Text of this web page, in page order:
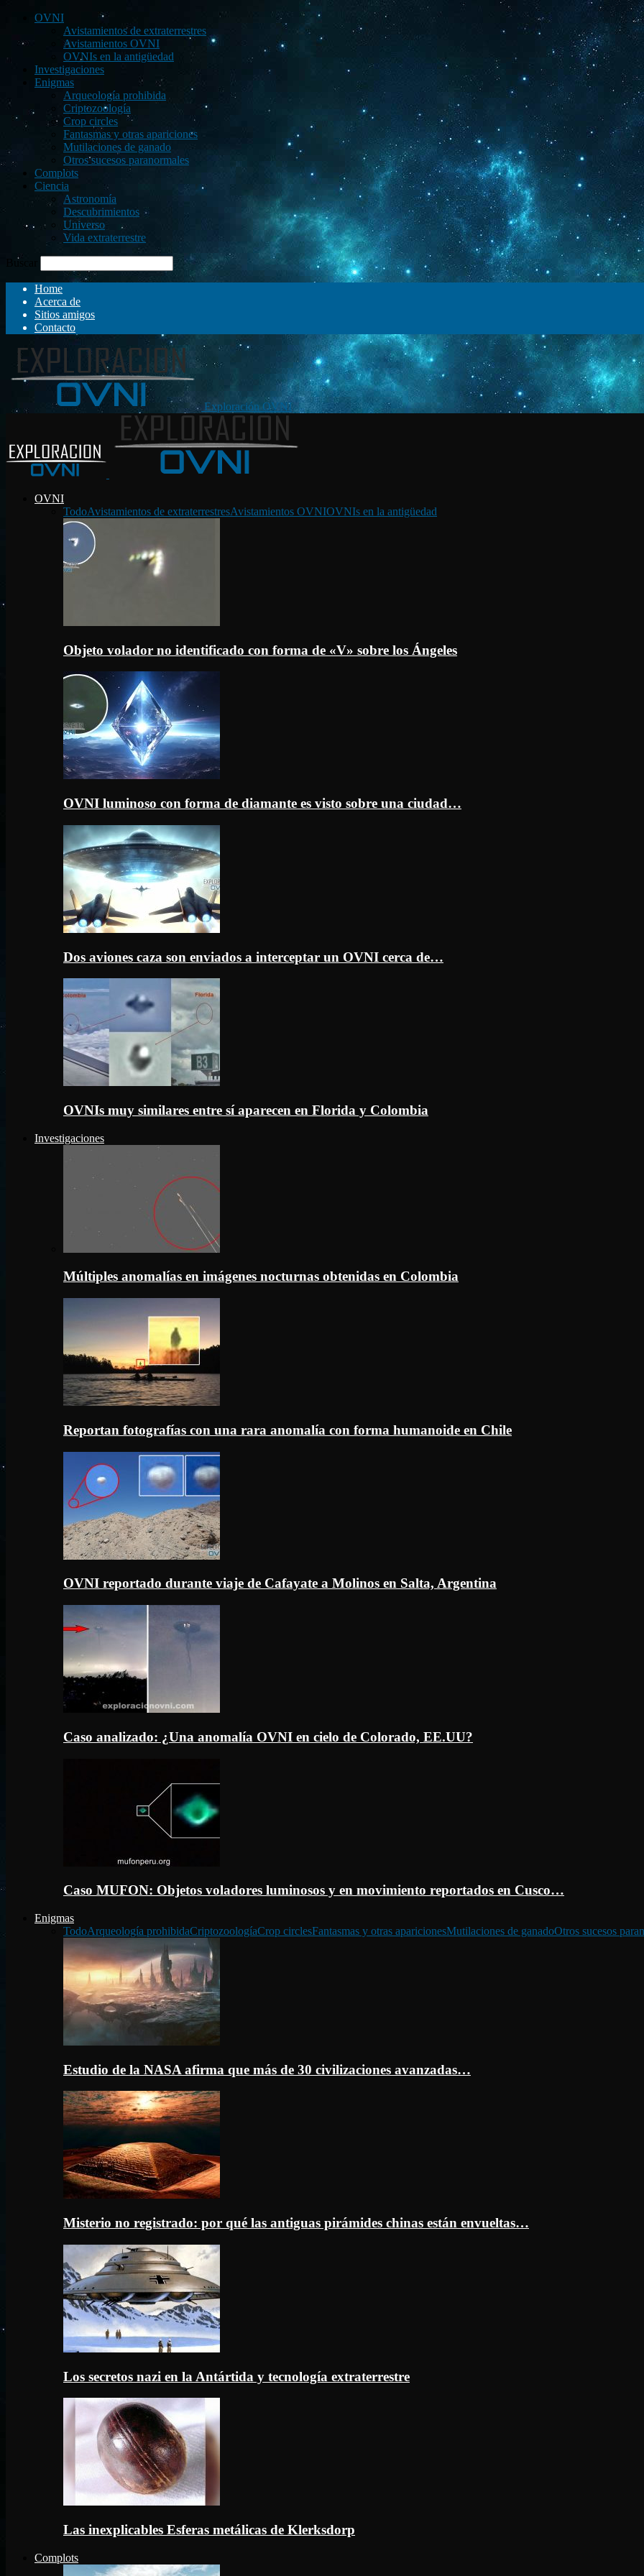
OVNI
Avistamientos de extraterrestres
Avistamientos OVNI
OVNIs en la antigüedad
Investigaciones
Enigmas
Arqueología prohibida
Criptozoología
Crop circles
Fantasmas y otras apariciones
Mutilaciones de ganado
Otros sucesos paranormales
Complots
Ciencia
Astronomía
Descubrimientos
Universo
Vida extraterrestre
Buscar
Home
Acerca de
Sitios amigos
Contacto
Exploración OVNI
OVNI
TodoAvistamientos de extraterrestresAvistamientos OVNIOVNIs en la antigüedad
Objeto volador no identificado con forma de «V» sobre los Ángeles
OVNI luminoso con forma de diamante es visto sobre una ciudad…
Dos aviones caza son enviados a interceptar un OVNI cerca de…
OVNIs muy similares entre sí aparecen en Florida y Colombia
Investigaciones
Múltiples anomalías en imágenes nocturnas obtenidas en Colombia
Reportan fotografías con una rara anomalía con forma humanoide en Chile
OVNI reportado durante viaje de Cafayate a Molinos en Salta, Argentina
Caso analizado: ¿Una anomalía OVNI en cielo de Colorado, EE.UU?
Caso MUFON: Objetos voladores luminosos y en movimiento reportados en Cusco…
Enigmas
TodoArqueología prohibidaCriptozoologíaCrop circlesFantasmas y otras aparicionesMutilaciones de ganadoOtros sucesos
Estudio de la NASA afirma que más de 30 civilizaciones avanzadas…
Misterio no registrado: por qué las antiguas pirámides chinas están envueltas…
Los secretos nazi en la Antártida y tecnología extraterrestre
Las inexplicables Esferas metálicas de Klerksdorp
Complots